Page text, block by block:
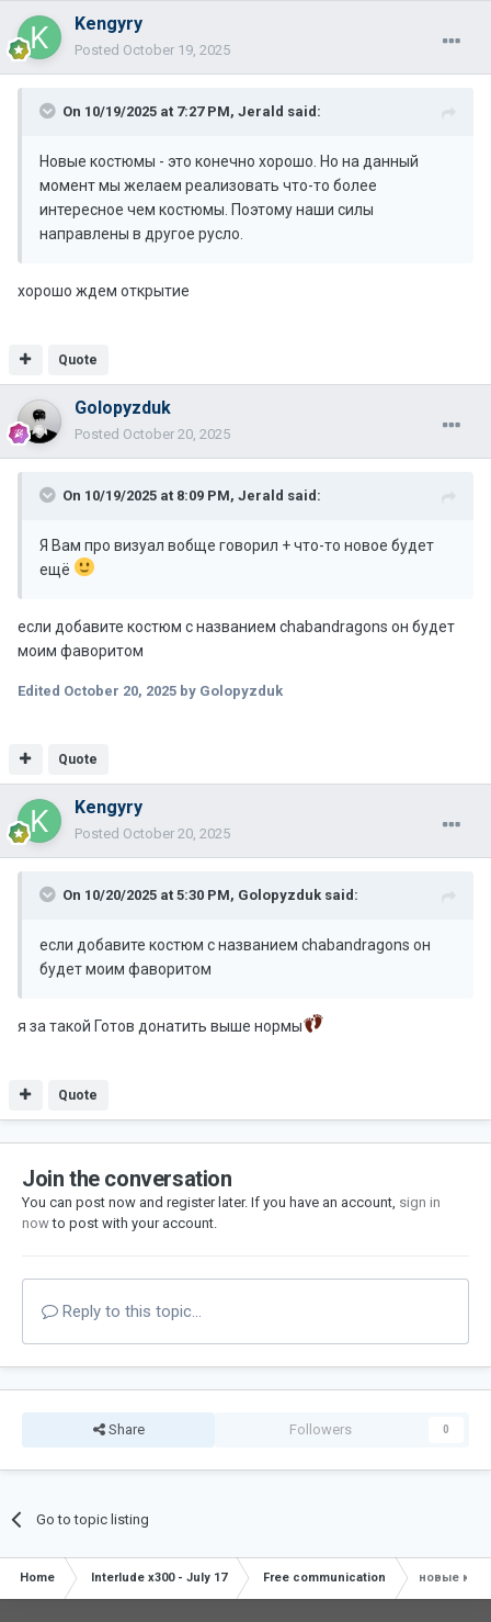
Kengyry
Posted October 19, 2025
On 10/19/2025 at 7:27 PM, Jerald said:
Новые костюмы - это конечно хорошо. Но на данный
момент мы желаем реализовать что-то более
интересное чем костюмы. Поэтому наши силы
направлены в другое русло.
хорошо ждем открытие
Quote
Golopyzduk
Posted October 20, 2025
On 10/19/2025 at 8:09 PM, Jerald said:
Я Вам про визуал вобще говорил + что-то новое будет
ещё
если добавите костюм с названием chabandragons он будет
моим фаворитом
Edited October 20, 2025 by Golopyzduk
Quote
Kengyry
Posted October 20, 2025
On 10/20/2025 at 5:30 PM, Golopyzduk said:
если добавите костюм с названием chabandragons он
будет моим фаворитом
я за такой Готов донатить выше нормы
Quote
Join the conversation
You can post now and register later. If you have an account, sign in
nowto post with your account.
Reply to this topic...
Share Followers 0
Go to topic listing
Home Interlude x300 - July 17 Free communication новые